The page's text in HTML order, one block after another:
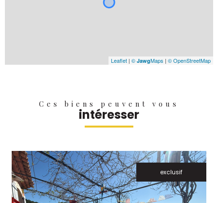
Leaflet | © JawgMaps | © OpenStreetMap
Ces biens peuvent vous
intéresser
exclusif